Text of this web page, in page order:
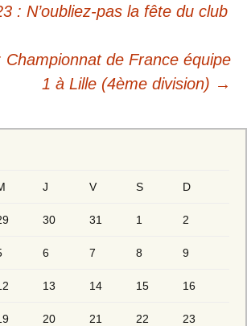
: N’oubliez-pas la fête du club
Championnat de France équipe
1 à Lille (4ème division) →
J V S D
30 31 1 2
6 7 8 9
13 14 15 16
20 21 22 23